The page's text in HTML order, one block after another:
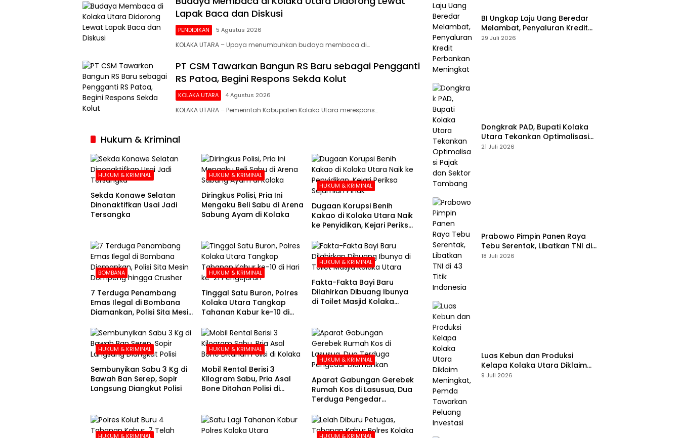
Lapak Baca dan Diskusi
PENDIDIKAN 5 Agustus 2026
KOLAKA UTARA – Upaya menumbuhkan budaya membaca di…
PT CSM Tawarkan Bangun RS Baru sebagai Pengganti
RS Patoa, Begini Respons Sekda Kolut
KOLAKA UTARA 4 Agustus 2026
KOLAKA UTARA – Pemerintah Kabupaten Kolaka Utara merespons…
Hukum & Kriminal
HUKUM & KRIMINAL
Sekda Konawe Selatan
Dinonaktifkan Usai Jadi
Tersangka
HUKUM & KRIMINAL
Diringkus Polisi, Pria Ini
Mengaku Beli Sabu di Arena
Sabung Ayam di Kolaka
HUKUM & KRIMINAL
Dugaan Korupsi Benih
Kakao di Kolaka Utara Naik
ke Penyidikan, Kejari Periksa
BOMBANA
7 Terduga Penambang
Emas Ilegal di Bombana
Diamankan, Polisi Sita Mesin
HUKUM & KRIMINAL
Tinggal Satu Buron, Polres
Kolaka Utara Tangkap
Tahanan Kabur ke-10 di
HUKUM & KRIMINAL
Fakta-Fakta Bayi Baru
Dilahirkan Dibuang Ibunya
di Toilet Masjid Kolaka
HUKUM & KRIMINAL
Sembunyikan Sabu 3 Kg di
Bawah Ban Serep, Sopir
Langsung Diangkut Polisi
HUKUM & KRIMINAL
Mobil Rental Berisi 3
Kilogram Sabu, Pria Asal
Bone Ditahan Polisi di
HUKUM & KRIMINAL
Aparat Gabungan Gerebek
Rumah Kos di Lasusua, Dua
Terduga Pengedar
HUKUM & KRIMINAL HUKUM & KRIMINAL
BI Ungkap Laju Uang Beredar
Melambat, Penyaluran Kredit
Perbankan Meningkat
29 Juli 2026
Dongkrak PAD, Bupati Kolaka
Utara Tekankan Optimalisasi
Pajak dan Sektor Tambang
21 Juli 2026
Prabowo Pimpin Panen Raya
Tebu Serentak, Libatkan TNI di
43 Titik Indonesia
18 Juli 2026
Luas Kebun dan Produksi
Kelapa Kolaka Utara Diklaim
Meningkat, Pemda Tawarkan
9 Juli 2026